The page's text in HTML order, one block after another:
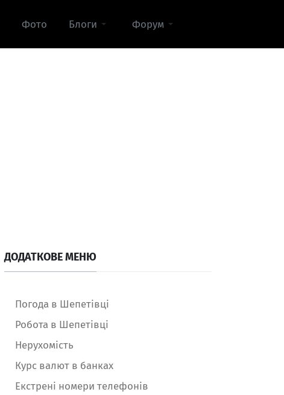
Фото Блоги Форум
ДОДАТКОВЕ МЕНЮ
Погода в Шепетівці
Робота в Шепетівці
Нерухомість
Курс валют в банках
Екстрені номери телефонів